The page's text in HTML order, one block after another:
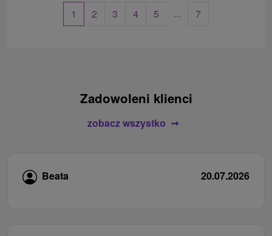
1 2 3 4 5 ... 7
Zadowoleni klienci
zobacz wszystko
Beata 20.07.2026